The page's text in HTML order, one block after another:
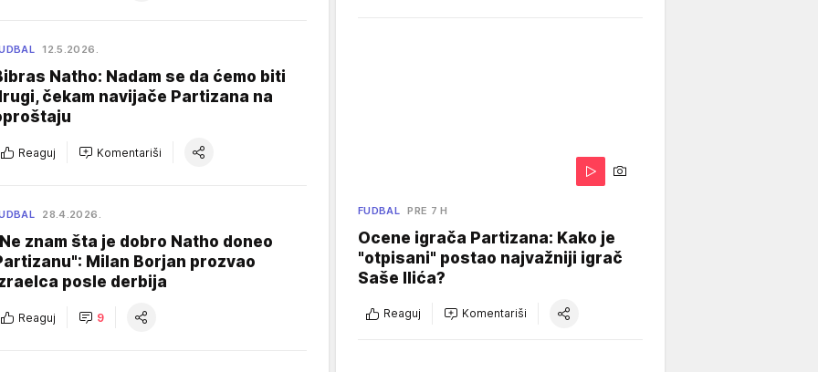
12.5.2026.
Natho: Nadam se da ćemo biti
čekam navijače Partizana na
Reaguj Komentariši
28.4.2026.
znam šta je dobro Natho doneo
Milan Borjan prozvao
posle derbija
Reaguj 9
FUDBAL PRE 7 H
Ocene igrača Partizana: Kako je
"otpisani" postao najvažniji igrač
Saše Ilića?
Reaguj Komentariši